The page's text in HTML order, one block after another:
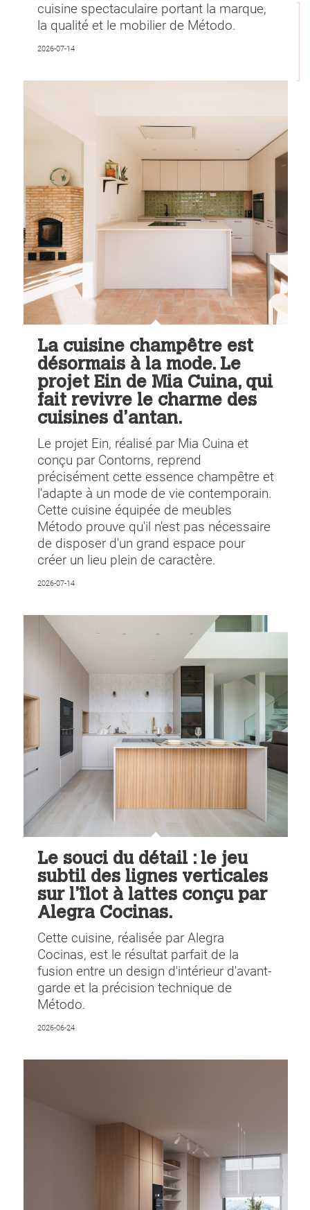
cuisine spectaculaire portant la marque,
la qualité et le mobilier de Método.
2026-07-14
La cuisine champêtre est
désormais à la mode. Le
projet Ein de Mia Cuina, qui
fait revivre le charme des
cuisines d’antan.
Le projet Ein, réalisé par Mia Cuina et
conçu par Contorns, reprend
précisément cette essence champêtre et
l'adapte à un mode de vie contemporain.
Cette cuisine équipée de meubles
Método prouve qu'il n'est pas nécessaire
de disposer d'un grand espace pour
créer un lieu plein de caractère.
2026-07-14
Le souci du détail : le jeu
subtil des lignes verticales
sur l’îlot à lattes conçu par
Alegra Cocinas.
Cette cuisine, réalisée par Alegra
Cocinas, est le résultat parfait de la
fusion entre un design d'intérieur d'avant-
garde et la précision technique de
Método.
2026-06-24